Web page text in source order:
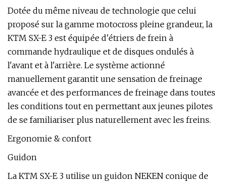
Dotée du même niveau de technologie que celui
proposé sur la gamme motocross pleine grandeur, la
KTM SX-E 3 est équipée d'étriers de frein à
commande hydraulique et de disques ondulés à
l'avant et à l'arrière. Le système actionné
manuellement garantit une sensation de freinage
avancée et des performances de freinage dans toutes
les conditions tout en permettant aux jeunes pilotes
de se familiariser plus naturellement avec les freins.
Ergonomie & confort
Guidon
La KTM SX-E 3 utilise un guidon NEKEN conique de